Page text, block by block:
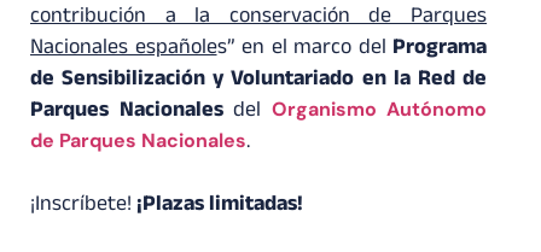
contribución a la conservación de Parques
Nacionales españoles” en el marco del Programa
de Sensibilización y Voluntariado en la Red de
Parques Nacionalesdel Organismo Autónomo
de Parques Nacionales.
¡Inscríbete! ¡Plazas limitadas!